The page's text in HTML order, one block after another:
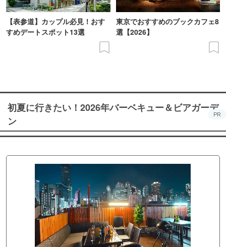
【表参道】カップル必見！おす
すめデートスポット13選
東京でおすすめのブックカフェ8
選【2026】
初夏に行きたい！2026年バーベキュー＆ビアガーデ
ン
PR